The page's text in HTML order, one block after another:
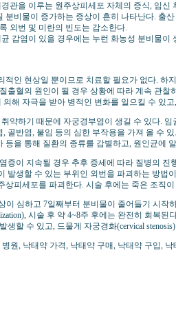
관을 이루는 원주상피세포 자체의 증식, 임
분비물이 증가하는 증상이 흔히 나타난다. 출
외번 및 미란의 빈도는 감소한다.
감염이 있을 경우에는 누런 화농성 분비물
적인 현상일 뿐이므로 치료할 필요가 없다.
출혈의 원인이 될 경우 상황에 따라 계속 관
해 자극을 받아 병적인 변화를 일으킬 수 있
약하기 때문에 자궁경부염이 생길 수 있다.
골반염, 불임 등의 심한 부작용을 가져 올 수
등을 통해 질환의 종류를 감별하고, 원인균에
증이 지속될 경우 추후 증세에 따라 질병의 진
발생할 수 있는 부위인 외번을 파괴하는 방법
상피세포를 파괴한다. 시술 후에는 죽은 조직
이 심하고 7일째부터 분비물이 줄어들기 시
시술 후 약 4~8주 후에는 완전히 회복
생할 수 있고, 드물게 자궁경화(cervical
원, 낙태약 가격, 낙태약 구매, 낙태약 구입,